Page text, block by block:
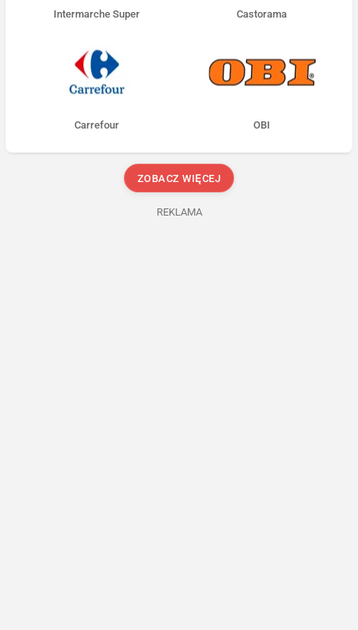
Intermarche Super Castorama
Carrefour OBI
ZOBACZ WIĘCEJ
REKLAMA